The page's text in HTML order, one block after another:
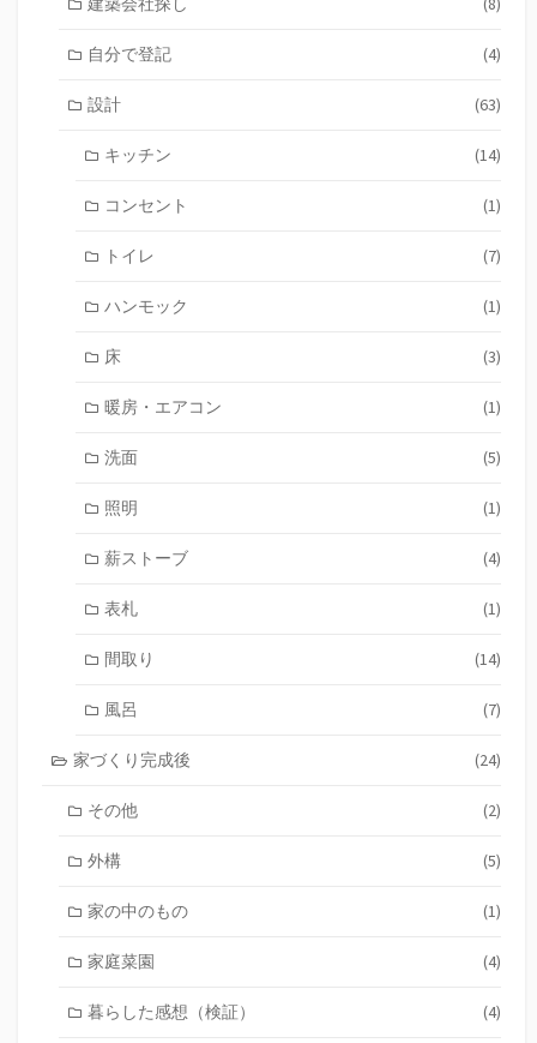
自分で登記 (4)
設計 (63)
キッチン (14)
コンセント (1)
トイレ (7)
ハンモック (1)
床 (3)
暖房・エアコン (1)
洗面 (5)
照明 (1)
薪ストーブ (4)
表札 (1)
間取り (14)
風呂 (7)
家づくり完成後 (24)
その他 (2)
外構 (5)
家の中のもの (1)
家庭菜園 (4)
暮らした感想（検証） (4)